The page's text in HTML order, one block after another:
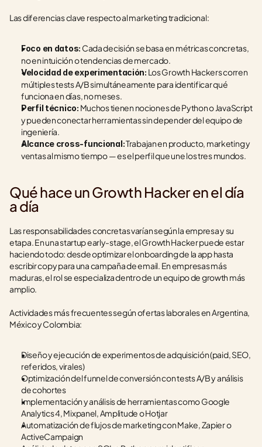
Las diferencias clave respecto al marketing tradicional:
Foco en datos: Cada decisión se basa en métricas concretas,
no en intuición o tendencias de mercado.
Velocidad de experimentación: Los Growth Hackers corren
múltiples tests A/B simultáneamente para identificar qué
funciona en días, no meses.
Perfil técnico: Muchos tienen nociones de Python o JavaScript
y pueden conectar herramientas sin depender del equipo de
ingeniería.
Alcance cross-funcional: Trabajan en producto, marketing y
ventas al mismo tiempo — es el perfil que une los tres mundos.
Qué hace un Growth Hacker en el día
a día
Las responsabilidades concretas varían según la empresa y su
etapa. En una startup early-stage, el Growth Hacker puede estar
haciendo todo: desde optimizar el onboarding de la app hasta
escribir copy para una campaña de email. En empresas más
maduras, el rol se especializa dentro de un equipo de growth más
amplio.
Actividades más frecuentes según ofertas laborales en Argentina,
México y Colombia:
Diseño y ejecución de experimentos de adquisición (paid, SEO,
referidos, virales)
Optimización del funnel de conversión con tests A/B y análisis
de cohortes
Implementación y análisis de herramientas como Google
Analytics 4, Mixpanel, Amplitude o Hotjar
Automatización de flujos de marketing con Make, Zapier o
ActiveCampaign